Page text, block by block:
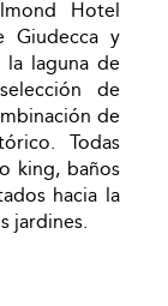
Hotel
Giudecca y
la laguna de
de
de
Todas
king, baños
hacia la
jardines.